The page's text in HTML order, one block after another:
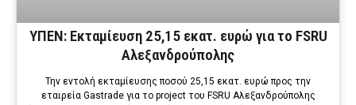
ΥΠΕΝ: Εκταμίευση 25,15 εκατ. ευρώ για το FSRU
Αλεξανδρούπολης
Την εντολή εκταμίευσης ποσού 25,15 εκατ. ευρώ προς την
εταιρεία Gastrade για το project του FSRU Αλεξανδρούπολης